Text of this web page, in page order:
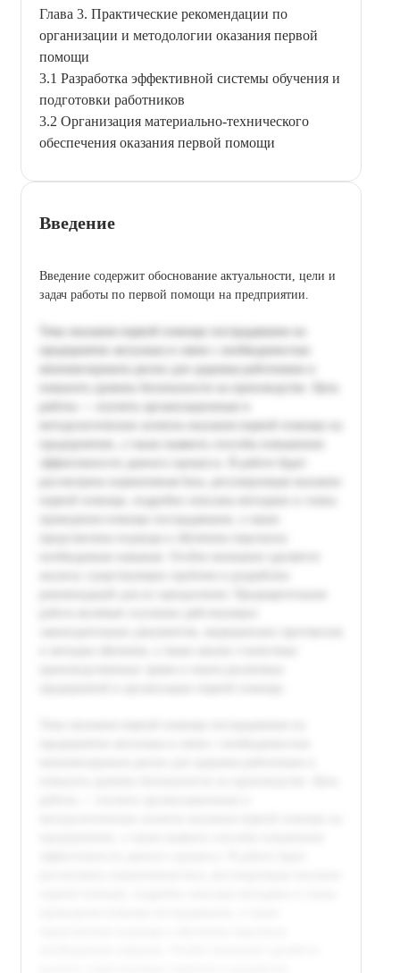
Глава 3. Практические рекомендации по
организации и методологии оказания первой
помощи
3.1 Разработка эффективной системы обучения и
подготовки работников
3.2 Организация материально-технического
обеспечения оказания первой помощи
Введение
Введение содержит обоснование актуальности, цели и
задач работы по первой помощи на предприятии.